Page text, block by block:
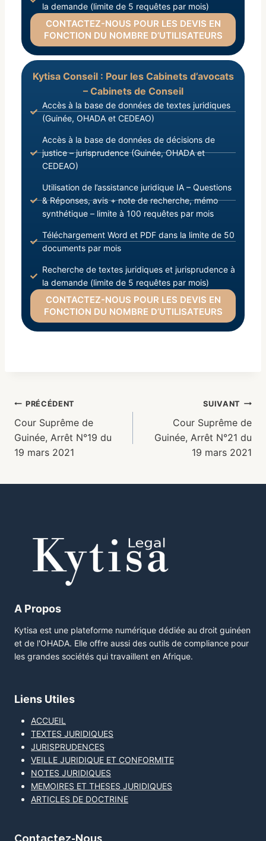
la demande (limite de 5 requêtes par mois)
CONTACTEZ-NOUS POUR LES DEVIS EN
FONCTION DU NOMBRE D’UTILISATEURS
Kytisa Conseil : Pour les Cabinets d’avocats
– Cabinets de Conseil
Accès à la base de données de textes juridiques
(Guinée, OHADA et CEDEAO)
Accès à la base de données de décisions de
justice – jurisprudence (Guinée, OHADA et
CEDEAO)
Utilisation de l’assistance juridique IA – Questions
& Réponses, avis + note de recherche, mémo
synthétique – limite à 100 requêtes par mois
Téléchargement Word et PDF dans la limite de 50
documents par mois
Recherche de textes juridiques et jurisprudence à
la demande (limite de 5 requêtes par mois)
CONTACTEZ-NOUS POUR LES DEVIS EN
FONCTION DU NOMBRE D’UTILISATEURS
PRÉCÉDENT
Cour Suprême de
Guinée, Arrêt N°19 du
19 mars 2021
SUIVANT
Cour Suprême de
Guinée, Arrêt N°21 du
19 mars 2021
A Propos
Kytisa est une plateforme numérique dédiée au droit guinéen
et de l'OHADA. Elle offre aussi des outils de compliance pour
les grandes sociétés qui travaillent en Afrique.
Liens Utiles
ACCUEIL
TEXTES JURIDIQUES
JURISPRUDENCES
VEILLE JURIDIQUE ET CONFORMITE
NOTES JURIDIQUES
MEMOIRES ET THESES JURIDIQUES
ARTICLES DE DOCTRINE
Contactez-Nous